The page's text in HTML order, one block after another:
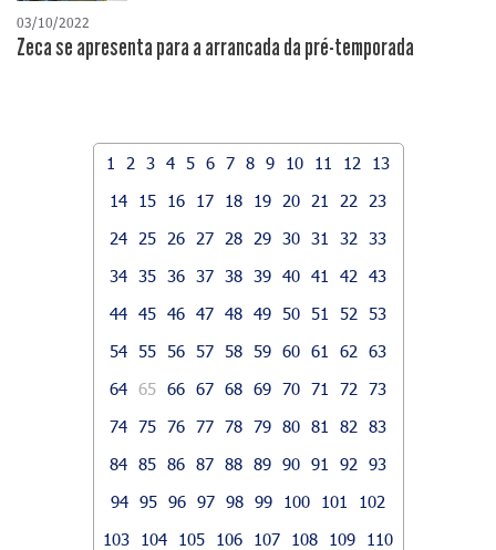
03/10/2022
Zeca se apresenta para a arrancada da pré-temporada
1 2 3 4 5 6 7 8 9 10 11 12
13
14
15 16 17 18 19 20 21 22
23
24
25 26 27 28 29 30 31 32
33
34 35 36 37 38 39 40 41 42
43
44 45 46 47 48 49 50 51 52
53
54 55 56 57 58 59 60 61 62
63
64 65 66 67 68 69 70 71 72
73
74 75 76 77 78 79 80 81 82
83
84 85 86 87 88 89 90 91 92
93
94 95 96 97 98 99 100 101
102
103
104 105 106 107 108 109
110